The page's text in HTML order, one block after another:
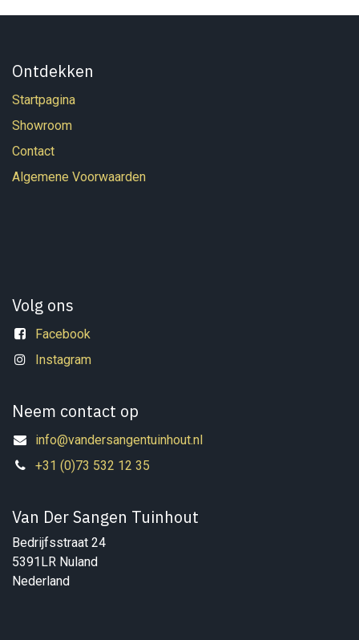
Ontdekken
Startpagina
Showroom
Contact
Algemene Voorwaarden
Volg ons
Facebook
Instagram
Neem contact op
info@vandersangentuinhout.nl
+31 (0)73 532 12 35
Van Der Sangen Tuinhout
Bedrijfsstraat 24
5391LR Nuland
Nederland